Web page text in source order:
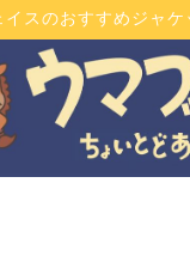
イスのおすすめジャ